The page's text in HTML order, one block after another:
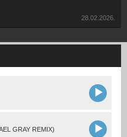
28.02.2026.
GRAY REMIX)